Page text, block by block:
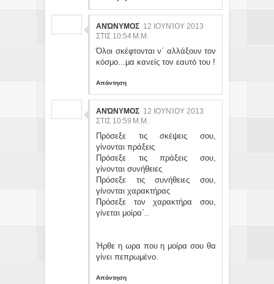
ΑΝΏΝΥΜΟΣ 12 ΙΟΥΝΊΟΥ 2013
ΣΤΙΣ 10:54 Μ.Μ.
Όλοι σκέφτονται ν΄ αλλάξουν τον
κόσμο...μα κανείς τον εαυτό του !
Απάντηση
ΑΝΏΝΥΜΟΣ 12 ΙΟΥΝΊΟΥ 2013
ΣΤΙΣ 10:59 Μ.Μ.
Πρόσεξε τις σκέψεις σου,
γίνονται πράξεις
Πρόσεξε τις πράξεις σου,
γίνονται συνήθειες
Πρόσεξε τις συνήθειες σου,
γίνονται χαρακτήρας
Πρόσεξε τον χαρακτήρα σου,
γίνεται μοίρα΄..
Ήρθε η ωρα που η μοίρα σου θα
γίνει πεπρωμένο.
Απάντηση